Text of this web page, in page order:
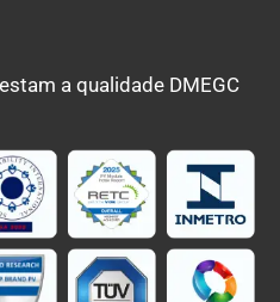
a qualidade DMEGC